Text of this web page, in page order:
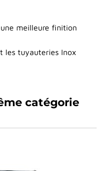
meilleure finition
les tuyauteries Inox
catégorie